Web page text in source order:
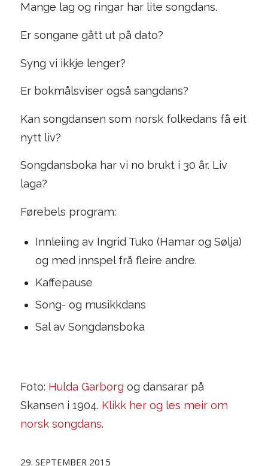
Mange lag og ringar har lite songdans.
Er songane gått ut på dato?
Syng vi ikkje lenger?
Er bokmålsviser også sangdans?
Kan songdansen som norsk folkedans få eit
nytt liv?
Songdansboka har vi no brukt i 30 år. Liv
laga?
Førebels program:
Innleiing av Ingrid Tuko (Hamar og Sølja)
og med innspel frå fleire andre.
Kaffepause
Song- og musikkdans
Sal av Songdansboka
Foto: Hulda Garborg og dansarar på
Skansen i 1904. Klikk her og les meir om
norsk songdans.
29. SEPTEMBER 2015